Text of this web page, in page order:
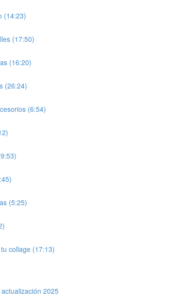
(14:23)
(17:50)
(16:20)
(26:24)
(6:54)
(5:25)
collage (17:13)
2025